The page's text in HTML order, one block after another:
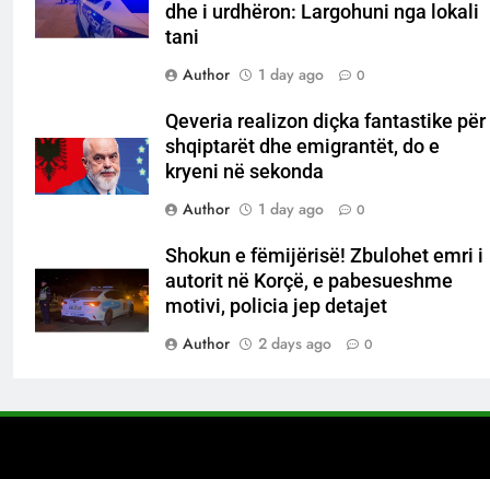
dhe i urdhëron: Largohuni nga lokali
tani
Author
1 day ago 0
Qeveria realizon diçka fantastike për
shqiptarët dhe emigrantët, do e
kryeni në sekonda
Author
1 day ago 0
Shokun e fëmijërisë! Zbulohet emri i
autorit në Korçë, e pabesueshme
motivi, policia jep detajet
Author
2 days ago 0